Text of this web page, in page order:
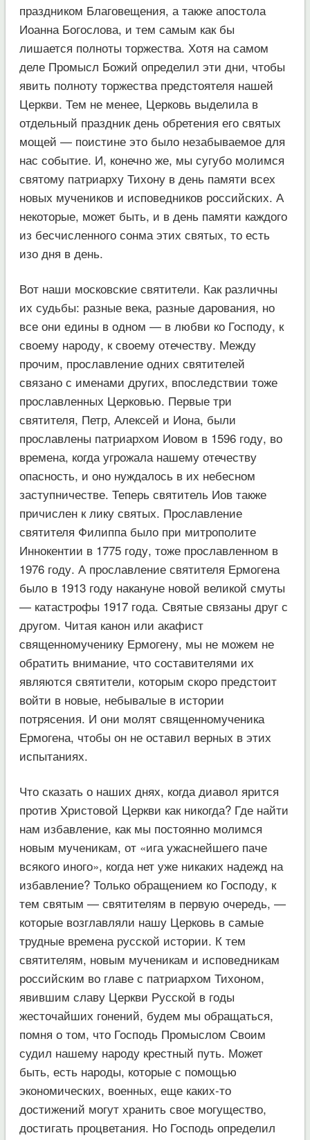
праздником Благовещения, а также апостола
Иоанна Богослова, и тем самым как бы
лишается полноты торжества. Хотя на самом
деле Промысл Божий определил эти дни, чтобы
явить полноту торжества предстоятеля нашей
Церкви. Тем не менее, Церковь выделила в
отдельный праздник день обретения его святых
мощей — поистине это было незабываемое для
нас событие. И, конечно же, мы сугубо молимся
святому патриарху Тихону в день памяти всех
новых мучеников и исповедников российских. А
некоторые, может быть, и в день памяти каждого
из бесчисленного сонма этих святых, то есть
изо дня в день.
Вот наши московские святители. Как различны
их судьбы: разные века, разные дарования, но
все они едины в одном — в любви ко Господу, к
своему народу, к своему отечеству. Между
прочим, прославление одних святителей
связано с именами других, впоследствии тоже
прославленных Церковью. Первые три
святителя, Петр, Алексей и Иона, были
прославлены патриархом Иовом в 1596 году, во
времена, когда угрожала нашему отечеству
опасность, и оно нуждалось в их небесном
заступничестве. Теперь святитель Иов также
причислен к лику святых. Прославление
святителя Филиппа было при митрополите
Иннокентии в 1775 году, тоже прославленном в
1976 году. А прославление святителя Ермогена
было в 1913 году накануне новой великой смуты
— катастрофы 1917 года. Святые связаны друг с
другом. Читая канон или акафист
священномученику Ермогену, мы не можем не
обратить внимание, что составителями их
являются святители, которым скоро предстоит
войти в новые, небывалые в истории
потрясения. И они молят священномученика
Ермогена, чтобы он не оставил верных в этих
испытаниях.
Что сказать о наших днях, когда диавол ярится
против Христовой Церкви как никогда? Где найти
нам избавление, как мы постоянно молимся
новым мученикам, от «ига ужаснейшего паче
всякого иного», когда нет уже никаких надежд на
избавление? Только обращением ко Господу, к
тем святым — святителям в первую очередь, —
которые возглавляли нашу Церковь в самые
трудные времена русской истории. К тем
святителям, новым мученикам и исповедникам
российским во главе с патриархом Тихоном,
явившим славу Церкви Русской в годы
жесточайших гонений, будем мы обращаться,
помня о том, что Господь Промыслом Своим
судил нашему народу крестный путь. Может
быть, есть народы, которые с помощью
экономических, военных, еще каких-то
достижений могут хранить свое могущество,
достигать процветания. Но Господь определил